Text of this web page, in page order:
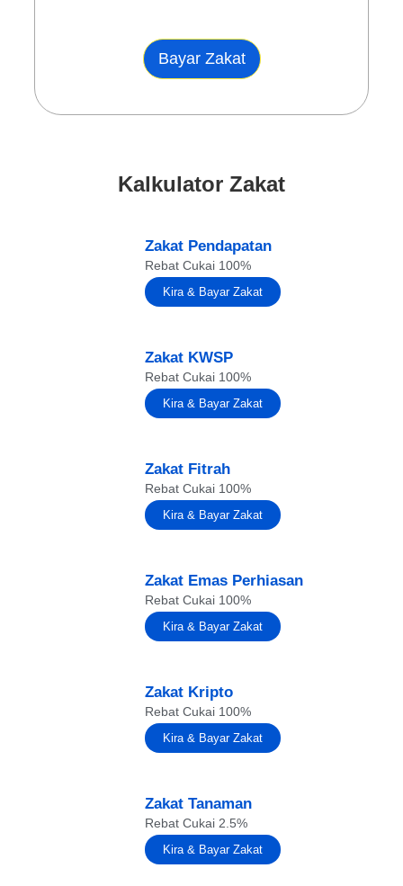
Bayar Zakat
Kalkulator Zakat
Zakat Pendapatan
Rebat Cukai 100%
Kira & Bayar Zakat
Zakat KWSP
Rebat Cukai 100%
Kira & Bayar Zakat
Zakat Fitrah
Rebat Cukai 100%
Kira & Bayar Zakat
Zakat Emas Perhiasan
Rebat Cukai 100%
Kira & Bayar Zakat
Zakat Kripto
Rebat Cukai 100%
Kira & Bayar Zakat
Zakat Tanaman
Rebat Cukai 2.5%
Kira & Bayar Zakat